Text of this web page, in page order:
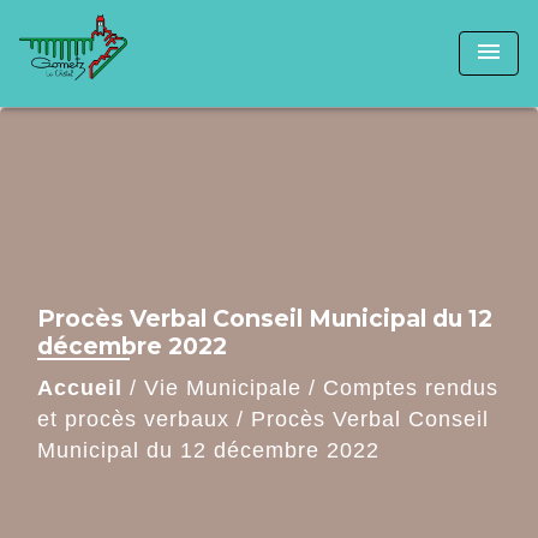
menu
Procès Verbal Conseil Municipal du 12
décembre 2022
Accueil / Vie Municipale / Comptes rendus
et procès verbaux / Procès Verbal Conseil
Municipal du 12 décembre 2022